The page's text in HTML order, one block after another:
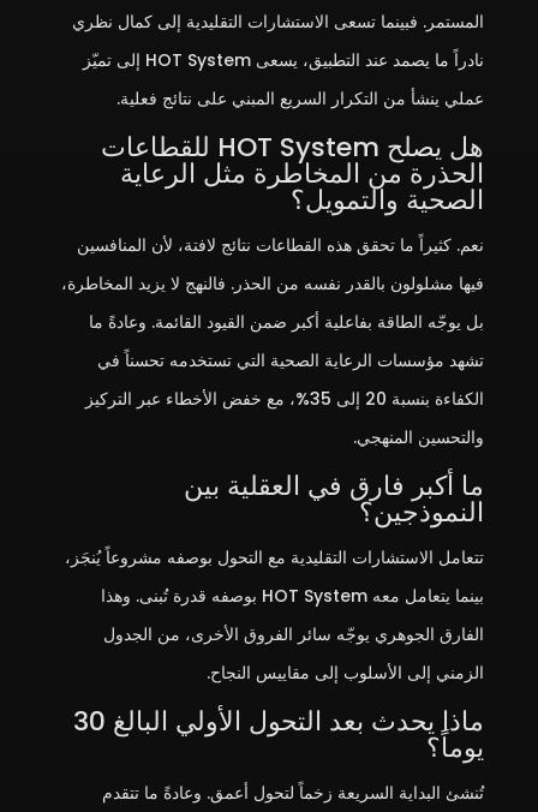
المستمر. فبينما تسعى الاستشارات التقليدية إلى كمال نظري
نادراً ما يصمد عند التطبيق، يسعى HOT System إلى تميّز
عملي ينشأ من التكرار السريع المبني على نتائج فعلية.
هل يصلح HOT System للقطاعات
الحذرة من المخاطرة مثل الرعاية
الصحية والتمويل؟
نعم. كثيراً ما تحقق هذه القطاعات نتائج لافتة، لأن المنافسين
فيها مشلولون بالقدر نفسه من الحذر. فالنهج لا يزيد المخاطرة،
بل يوجّه الطاقة بفاعلية أكبر ضمن القيود القائمة. وعادةً ما
تشهد مؤسسات الرعاية الصحية التي تستخدمه تحسناً في
الكفاءة بنسبة 20 إلى 35%، مع خفض الأخطاء عبر التركيز
والتحسين المنهجي.
ما أكبر فارق في العقلية بين
النموذجين؟
تتعامل الاستشارات التقليدية مع التحول بوصفه مشروعاً يُنجَز،
بينما يتعامل معه HOT System بوصفه قدرة تُبنى. وهذا
الفارق الجوهري يوجّه سائر الفروق الأخرى، من الجدول
الزمني إلى الأسلوب إلى مقاييس النجاح.
ماذا يحدث بعد التحول الأولي البالغ 30
يوماً؟
تُنشئ البداية السريعة زخماً لتحول أعمق. وعادةً ما تتقدم